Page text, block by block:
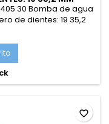
0405 30 Bomba de agua
de dientes: 19 35,2
V Hatchback 1K1
Passat B6 Sedán 3C2
favorite_border